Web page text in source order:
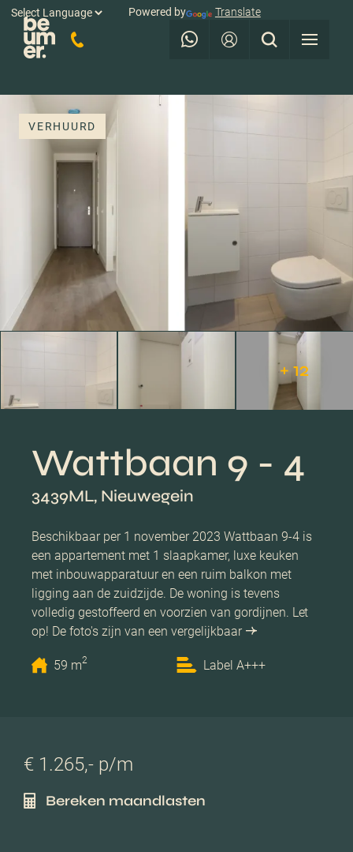
Powered by Translate
VERHUURD
+ 12
Wattbaan 9 - 4
3439ML, Nieuwegein
Beschikbaar per 1 november 2023 Wattbaan 9-4 is
een appartement met 1 slaapkamer, luxe keuken
met inbouwapparatuur en een ruim balkon met
ligging aan de zuidzijde. De woning is tevens
volledig gestoffeerd en voorzien van gordijnen. Let
op! De foto's zijn van een vergelijkbaar
59 m2 Label A+++
€ 1.265,- p/m
Bereken maandlasten